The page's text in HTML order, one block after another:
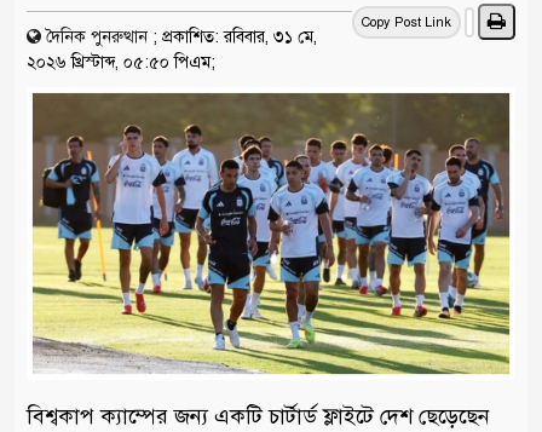
Copy Post Link
দৈনিক পুনরুত্থান ; প্রকাশিত: রবিবার, ৩১ মে,
২০২৬ খ্রিস্টাব্দ, ০৫:৫০ পিএম;
বিশ্বকাপ ক্যাম্পের জন্য একটি চার্টার্ড ফ্লাইটে দেশ ছেড়েছেন